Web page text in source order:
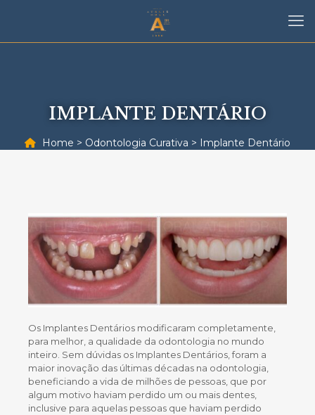
IMPLANTE DENTÁRIO
Home > Odontologia Curativa > Implante Dentário
Os Implantes Dentários modificaram completamente,
para melhor, a qualidade da odontologia no mundo
inteiro. Sem dúvidas os Implantes Dentários, foram a
maior inovação das últimas décadas na odontologia,
beneficiando a vida de milhões de pessoas, que por
algum motivo haviam perdido um ou mais dentes,
inclusive para aquelas pessoas que haviam perdido